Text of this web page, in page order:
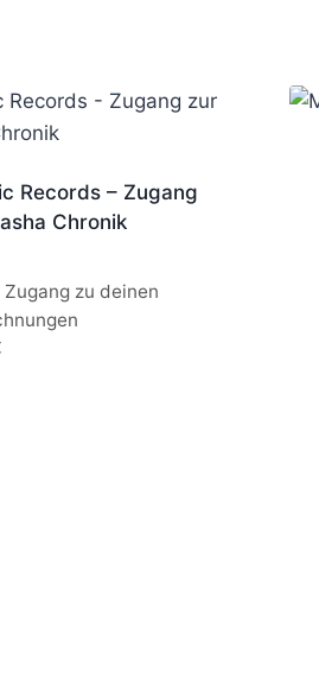
Records – Zugang
Chronik
zu deinen